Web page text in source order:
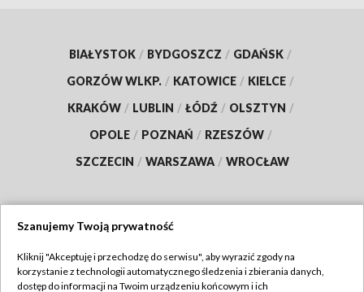
BIAŁYSTOK / BYDGOSZCZ / GDAŃSK /
GORZÓW WLKP. / KATOWICE / KIELCE /
KRAKÓW / LUBLIN / ŁÓDŹ / OLSZTYN /
OPOLE / POZNAŃ / RZESZÓW /
SZCZECIN / WARSZAWA / WROCŁAW
TVP
Szanujemy Twoją prywatność
Kliknij "Akceptuję i przechodzę do serwisu", aby wyrazić zgody na
korzystanie z technologii automatycznego śledzenia i zbierania danych,
dostęp do informacji na Twoim urządzeniu końcowym i ich